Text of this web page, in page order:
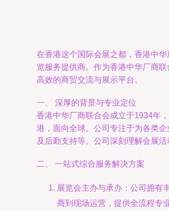
在香港这个国际会展之都，香港中
览服务提供商。作为香港中华厂商
高效的商贸交流与展示平台。
一、 深厚的背景与专业定位
香港中华厂商联合会成立于1934年
港，面向全球。公司专注于为各类
及后勤支持等。公司深刻理解会展
二、 一站式综合服务解决方案
展览会主办与承办：公司拥有
商到现场运营，提供全流程专